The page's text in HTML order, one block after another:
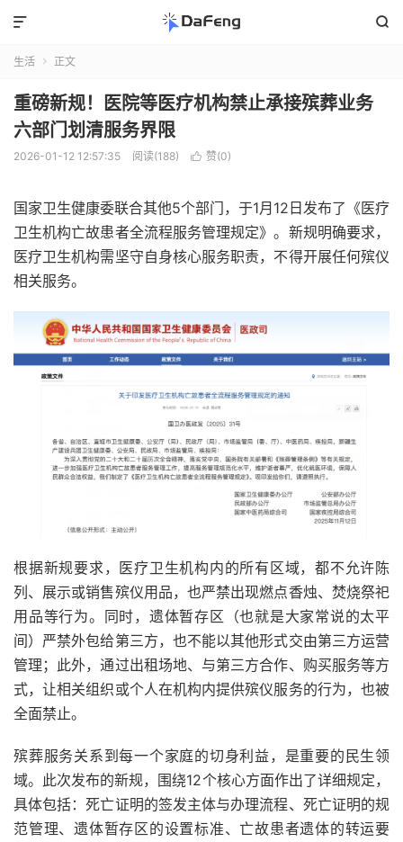


生活  正文
重磅新规！医院等医疗机构禁止承接殡葬业务
六部门划清服务界限
2026-01-12 12:57:35 阅读(188)  赞(0)
国家卫生健康委联合其他5个部门，于1月12日发布了《医疗
卫生机构亡故患者全流程服务管理规定》。新规明确要求，
医疗卫生机构需坚守自身核心服务职责，不得开展任何殡仪
相关服务。
根据新规要求，医疗卫生机构内的所有区域，都不允许陈
列、展示或销售殡仪用品，也严禁出现燃点香烛、焚烧祭祀
用品等行为。同时，遗体暂存区（也就是大家常说的太平
间）严禁外包给第三方，也不能以其他形式交由第三方运营
管理；此外，通过出租场地、与第三方合作、购买服务等方
式，让相关组织或个人在机构内提供殡仪服务的行为，也被
全面禁止。
殡葬服务关系到每一个家庭的切身利益，是重要的民生领
域。此次发布的新规，围绕12个核心方面作出了详细规定，
具体包括：死亡证明的签发主体与办理流程、死亡证明的规
范管理、遗体暂存区的设置标准、亡故患者遗体的转运要